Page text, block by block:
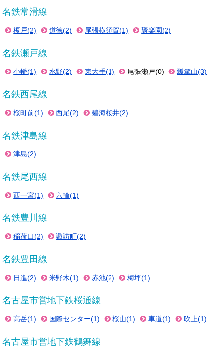
名鉄常滑線
榎戸(2) 道徳(2) 尾張横須賀(1) 聚楽園(2)
名鉄瀬戸線
小幡(1) 水野(2) 東大手(1) 尾張瀬戸(0) 瓢箪山(3)
名鉄西尾線
桜町前(1) 西尾(2) 碧海桜井(2)
名鉄津島線
津島(2)
名鉄尾西線
西一宮(1) 六輪(1)
名鉄豊川線
稲荷口(2) 諏訪町(2)
名鉄豊田線
日進(2) 米野木(1) 赤池(2) 梅坪(1)
名古屋市営地下鉄桜通線
高岳(1) 国際センター(1) 桜山(1) 車道(1) 吹上(1)
名古屋市営地下鉄鶴舞線